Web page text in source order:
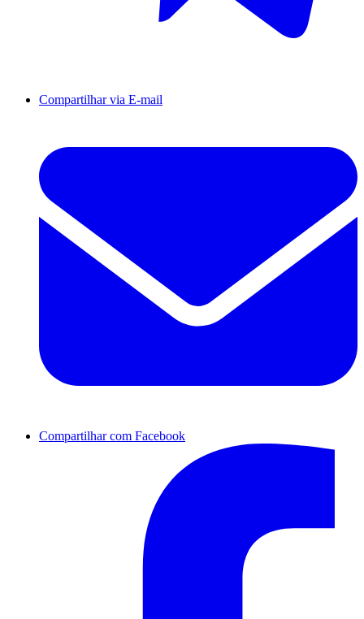
Compartilhar via E-mail
Compartilhar com Facebook